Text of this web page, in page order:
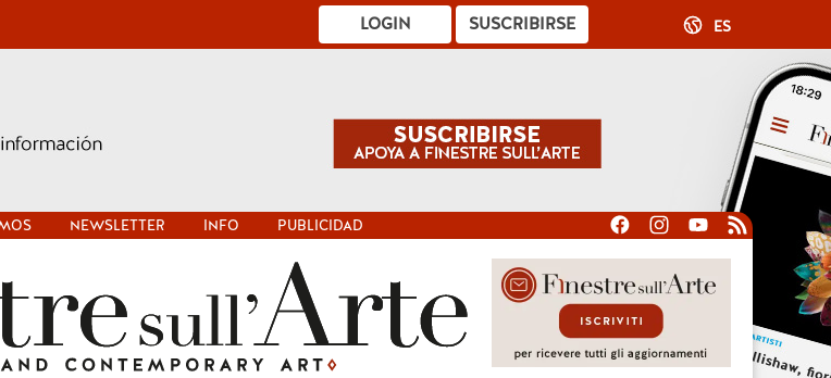
SUSCRIBIRSE
LOGIN ES
NEWSLETTER INFO PUBLICIDAD